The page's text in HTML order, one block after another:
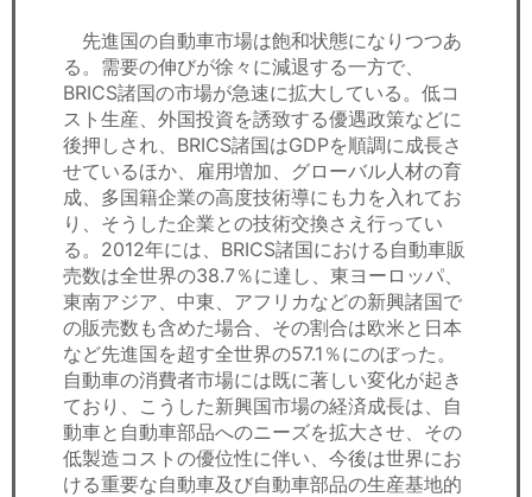
先進国の自動車市場は飽和状態になりつつあ
る。需要の伸びが徐々に減退する一方で、
BRICS諸国の市場が急速に拡大している。低コ
スト生産、外国投資を誘致する優遇政策などに
後押しされ、BRICS諸国はGDPを順調に成長さ
せているほか、雇用増加、グローバル人材の育
成、多国籍企業の高度技術導にも力を入れてお
り、そうした企業との技術交換さえ行ってい
る。2012年には、BRICS諸国における自動車販
売数は全世界の38.7％に達し、東ヨーロッパ、
東南アジア、中東、アフリカなどの新興諸国で
の販売数も含めた場合、その割合は欧米と日本
など先進国を超す全世界の57.1％にのぼった。
自動車の消費者市場には既に著しい変化が起き
ており、こうした新興国市場の経済成長は、自
動車と自動車部品へのニーズを拡大させ、その
低製造コストの優位性に伴い、今後は世界にお
ける重要な自動車及び自動車部品の生産基地的